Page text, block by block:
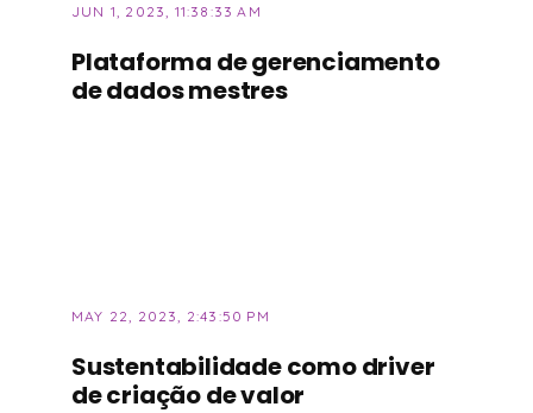
JUN 1, 2023, 11:38:33 AM
Plataforma de gerenciamento
de dados mestres
MAY 22, 2023, 2:43:50 PM
Sustentabilidade como driver
de criação de valor